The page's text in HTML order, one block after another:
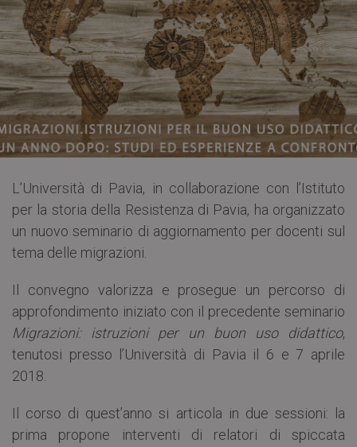
L’Università di Pavia, in collaborazione con l’Istituto
per la storia della Resistenza di Pavia, ha organizzato
un nuovo seminario di aggiornamento per docenti sul
tema delle migrazioni.
Il convegno valorizza e prosegue un percorso di
approfondimento iniziato con il precedente seminario
Migrazioni: istruzioni per un buon uso didattico,
tenutosi presso l’Università di Pavia il 6 e 7 aprile
2018.
Il corso di quest’anno si articola in due sessioni: la
prima propone interventi di relatori di spiccata